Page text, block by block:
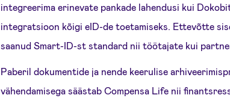
integreerima erinevate pankade lahendusi kui
integratsioon kõigi eID-de toetamiseks. Ettevõtte
saanud Smart-ID-st standard nii töötajate kui
Paberil dokumentide ja nende keerulise
vähendamisega säästab Compensa Life nii